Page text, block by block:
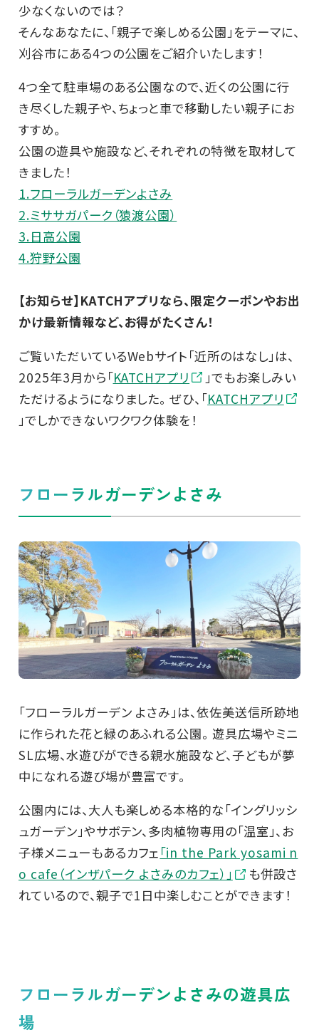
少なくないのでは？
そんなあなたに、「親子で楽しめる公園」をテーマに、
刈谷市にある4つの公園をご紹介いたします！
4つ全て駐車場のある公園なので、近くの公園に行
き尽くした親子や、ちょっと車で移動したい親子にお
すすめ。
公園の遊具や施設など、それぞれの特徴を取材して
きました！
1.フローラルガーデンよさみ
2.ミササガパーク（猿渡公園）
3.日高公園
4.狩野公園
【お知らせ】KATCHアプリなら、限定クーポンやお出
かけ最新情報など、お得がたくさん！
ご覧いただいているWebサイト「近所のはなし」は、
2025年3月から「KATCHアプリ
」でもお楽しみい
ただけるようになりました。 ぜひ、「KATCHアプリ
」でしかできないワクワク体験を！
フローラルガーデンよさみ
「フローラルガーデン よさみ」は、依佐美送信所跡地
に作られた花と緑のあふれる公園。 遊具広場やミニ
SL広場、水遊びができる親水施設など、子どもが夢
中になれる遊び場が豊富です。
公園内には、大人も楽しめる本格的な「イングリッシ
ュガーデン」やサボテン、多肉植物専用の「温室」、お
子様メニューもあるカフェ 「in the Park yosami n
o cafe（インザパーク よさみのカフェ）」
も併設さ
れているので、親子で1日中楽しむことができます！
フローラルガーデンよさみの遊具広
場